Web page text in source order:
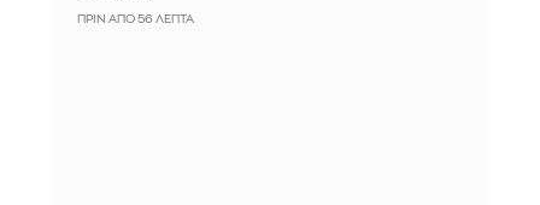
ΠΡΙΝ ΑΠΌ 56 ΛΕΠΤΆ